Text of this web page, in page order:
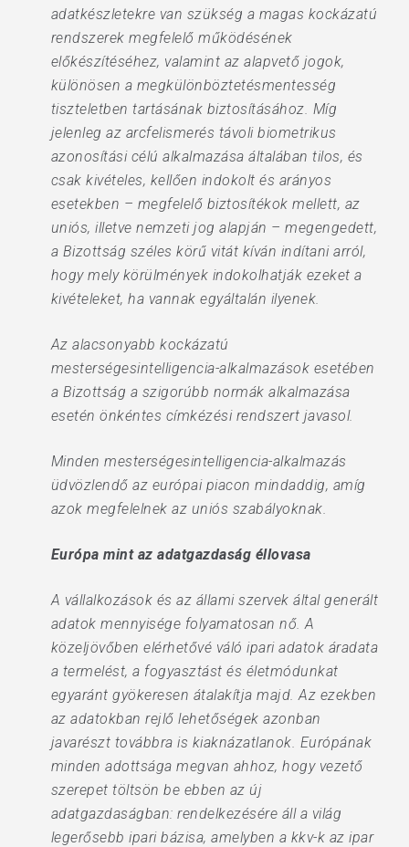
adatkészletekre van szükség a magas kockázatú
rendszerek megfelelő működésének
előkészítéséhez, valamint az alapvető jogok,
különösen a megkülönböztetésmentesség
tiszteletben tartásának biztosításához. Míg
jelenleg az arcfelismerés távoli biometrikus
azonosítási célú alkalmazása általában tilos, és
csak kivételes, kellően indokolt és arányos
esetekben – megfelelő biztosítékok mellett, az
uniós, illetve nemzeti jog alapján – megengedett,
a Bizottság széles körű vitát kíván indítani arról,
hogy mely körülmények indokolhatják ezeket a
kivételeket, ha vannak egyáltalán ilyenek.
Az alacsonyabb kockázatú
mesterségesintelligencia-alkalmazások esetében
a Bizottság a szigorúbb normák alkalmazása
esetén önkéntes címkézési rendszert javasol.
Minden mesterségesintelligencia-alkalmazás
üdvözlendő az európai piacon mindaddig, amíg
azok megfelelnek az uniós szabályoknak.
Európa mint az adatgazdaság éllovasa
A vállalkozások és az állami szervek által generált
adatok mennyisége folyamatosan nő. A
közeljövőben elérhetővé váló ipari adatok áradata
a termelést, a fogyasztást és életmódunkat
egyaránt gyökeresen átalakítja majd. Az ezekben
az adatokban rejlő lehetőségek azonban
javarészt továbbra is kiaknázatlanok. Európának
minden adottsága megvan ahhoz, hogy vezető
szerepet töltsön be ebben az új
adatgazdaságban: rendelkezésére áll a világ
legerősebb ipari bázisa, amelyben a kkv-k az ipar